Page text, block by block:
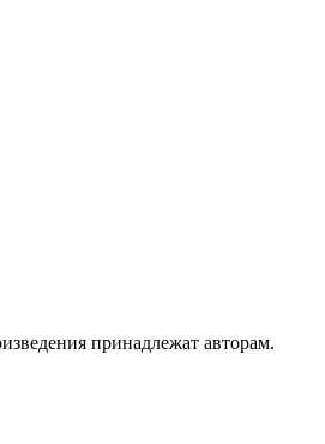
принадлежат авторам.